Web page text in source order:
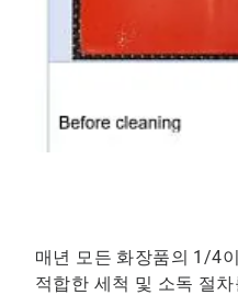
매년 모든 화장품의 1/4
적합한 세척 및 소독 절